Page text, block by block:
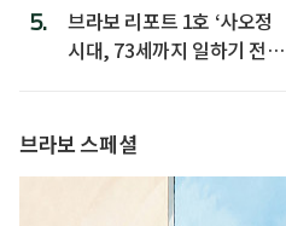
5.
브라보 리포트 1호 ‘사오정
시대, 73세까지 일하기 전략’
브라보 스페셜